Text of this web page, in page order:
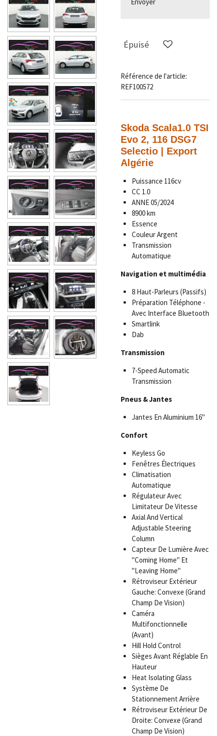
Épuisé
Référence de l'article:
REF100572
Skoda Scala1.0 TSI
Evo 2, 116 DSG7
Selectio | Export
Algérie
Puissance 116cv
CC 1.0
ANNE 05/2024
8900 km
Essence
CouleurArgent
Transmission
Automatique
Navigation et multimédia
8 Haut-Parleurs (Passifs)
Préparation Téléphone -
Avec Interface Bluetooth
Smartlink
Dab
Transmission
7-Speed Automatic
Transmission
Pneus & Jantes
Jantes En Aluminium 16"
Confort
Keyless Go
Fenêtres Électriques
Climatisation
Automatique
Régulateur Avec
Limitateur De Vitesse
Axial And Vertical
Adjustable Steering
Column
Capteur De Lumière Avec
"Coming Home" Et
"Leaving Home"
Rétroviseur Extérieur
Gauche: Convexe (Grand
Champ De Vision)
Caméra
Multifonctionnelle
(Avant)
Hill Hold Control
Sièges Avant Réglable En
Hauteur
Heat Isolating Glass
Système De
Stationnement Arrière
Rétroviseur Extérieur De
Droite: Convexe (Grand
Champ De Vision)